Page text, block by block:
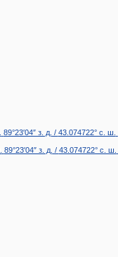
89°23′04″ з. д. / 43.074722° с. ш.
89°23′04″ з. д. / 43.074722° с. ш.